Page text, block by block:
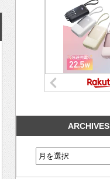
ARCHIVES